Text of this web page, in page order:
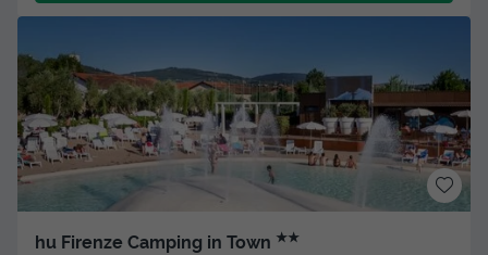
hu Firenze Camping in Town ★★